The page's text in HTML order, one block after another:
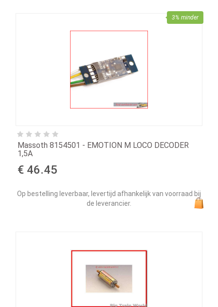
Massoth 8154501 - EMOTION M LOCO DECODER
1,5A
€ 46.45
Op bestelling leverbaar, levertijd afhankelijk van voorraad bij
de leverancier.
3% minder